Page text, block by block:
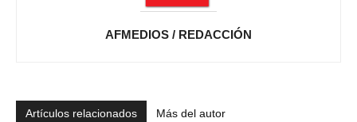
AFMEDIOS / REDACCIÓN
Artículos relacionados Más del autor